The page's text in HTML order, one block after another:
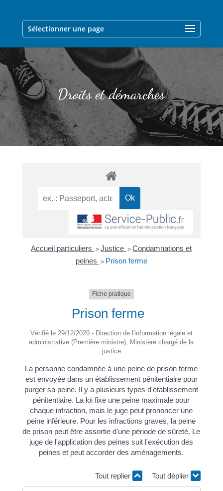
Sélectionner une page
Droits et démarches
Accueil particuliers > Justice > Condamnations et
peines > Prison ferme
Fiche pratique
Prison ferme
Vérifié le 29/12/2020 - Direction de l'information légale et
administrative (Première ministre), Ministère chargé de la
justice
La personne condamnée à une peine de prison ferme
est envoyée dans un établissement pénitentiaire pour
purger sa peine. Il y a plusieurs types d'établissement
pénitentiaire. La loi fixe une peine maximale pour
chaque infraction, mais le juge peut prononcer une
peine inférieure. Pour les infractions graves, la peine
de prison peut être assortie d'une période de sûreté. Le
juge de l'application des peines suit l'exécution des
peines et peut accorder des aménagements.
Tout replier Tout déplier